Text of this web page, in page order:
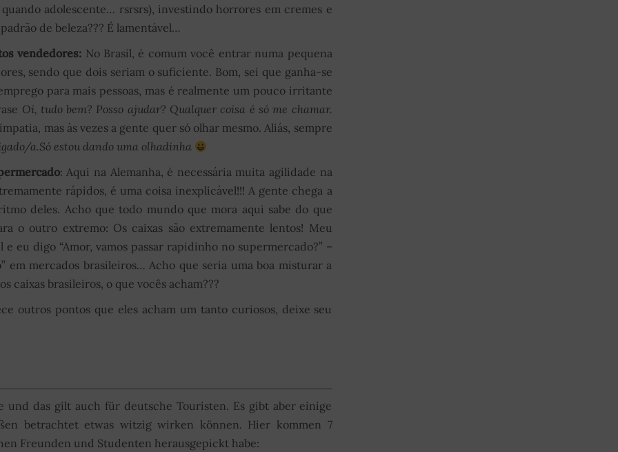
adolescente… rsrsrs), investindo horrores em cremes e
de beleza??? É lamentável…
vendedores: No Brasil, é comum você entrar numa pequena
sendo que dois seriam o suficiente. Bom, sei que ganha-se
para mais pessoas, mas é realmente um pouco irritante
Oi, tudo bem? Posso ajudar? Qualquer coisa é só me chamar.
mas às vezes a gente quer só olhar mesmo. Aliás, sempre
a.Só estou dando uma olhadinha
: Aqui na Alemanha, é necessária muita agilidade na
rápidos, é uma coisa inexplicável!!! A gente chega a
deles. Acho que todo mundo que mora aqui sabe do que
o outro extremo: Os caixas são extremamente lentos! Meu
eu digo “Amor, vamos passar rapidinho no supermercado?” –
em mercados brasileiros… Acho que seria uma boa misturar a
caixas brasileiros, o que vocês acham???
outros pontos que eles acham um tanto curiosos, deixe seu
und das gilt auch für deutsche Touristen. Es gibt aber einige
betrachtet etwas witzig wirken können. Hier kommen 7
Freunden und Studenten herausgepickt habe: